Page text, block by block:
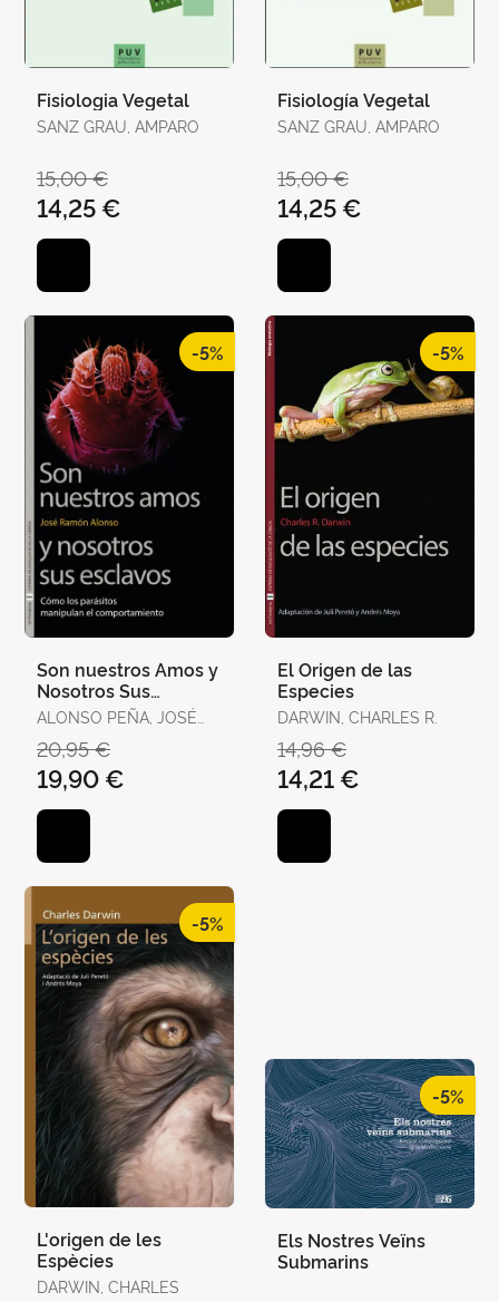
Fisiologia Vegetal
SANZ GRAU, AMPARO
15,00 €
14,25 €
Fisiología Vegetal
SANZ GRAU, AMPARO
15,00 €
14,25 €
-5%
Son nuestros Amos y
Nosotros Sus
Esclavos
ALONSO PEÑA, JOSÉ
20,95 €
19,90 €
-5%
El Origen de las
Especies
DARWIN, CHARLES R.
14,96 €
14,21 €
-5%
L'origen de les
Espècies
DARWIN, CHARLES
-5%
Els Nostres Veïns
Submarins